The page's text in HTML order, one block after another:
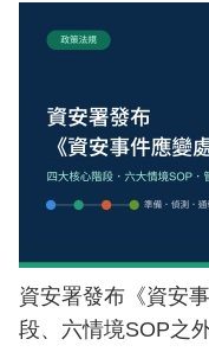
資安署發布《資安
段、六情境SOP之